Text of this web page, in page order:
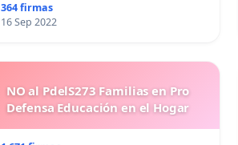
364 firmas
16 Sep 2022
NO al PdelS273 Familias en Pro
Defensa Educación en el Hogar